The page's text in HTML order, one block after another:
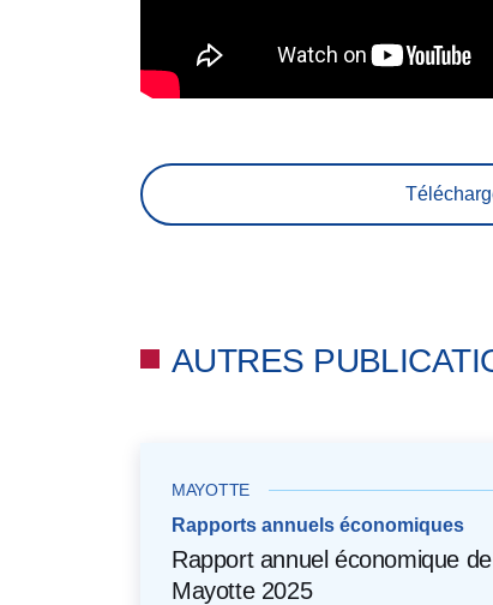
AUTRES
MAYOTTE
Rapports annuels économiques
Rapport annuel économique de
Mayotte 2025